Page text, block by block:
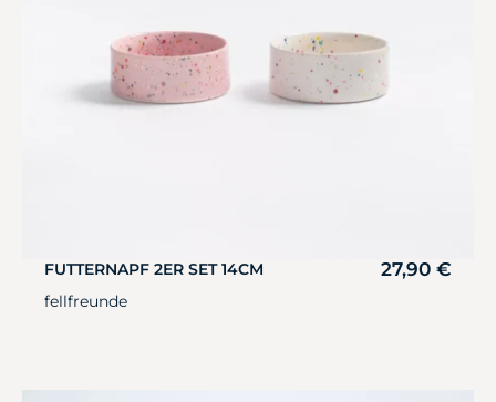
FUTTERNAPF 2ER SET 14CM 27,90 €
fellfreunde